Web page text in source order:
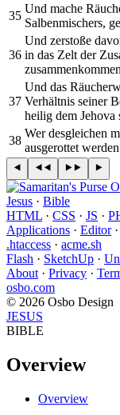
35
Und mache
Salbenmischers,
36
Und zerstoße
in das Zelt der
37
Und das
Verhältnis seiner
heilig dem Jehova
38
Wer desgleichen
ausgerottet
Jesus · Bible
HTML · CSS · JS ·
Applications · Editor·
.htaccess · acme.sh
Flash · SketchUp ·
About · Privacy ·
osbo.com
© 2026 Osbo Design
JESUS
BIBLE
Overview
Overview